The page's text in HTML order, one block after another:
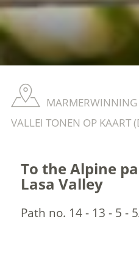
VALLEI TONEN OP KAART
To the Alpine
Lasa Valley
Path no. 14 - 13 - 5 -